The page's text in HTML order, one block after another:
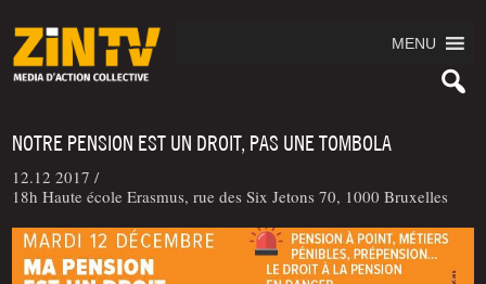
MENU
NOTRE PENSION EST UN DROIT, PAS UNE TOMBOLA
12.12 2017 /
18h Haute école Erasmus, rue des Six Jetons 70, 1000 Bruxelles